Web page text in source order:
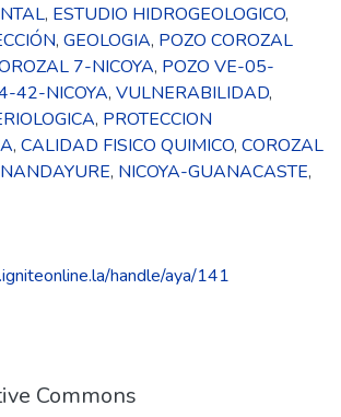
, ESTUDIO HIDROGEOLOGICO,
, GEOLOGIA, POZO COROZAL
7-NICOYA, POZO VE-05-
42-NICOYA, VULNERABILIDAD,
, PROTECCION
, CALIDAD FISICO QUIMICO, COROZAL
, NICOYA-GUANACASTE,
handle/aya/141
Commons